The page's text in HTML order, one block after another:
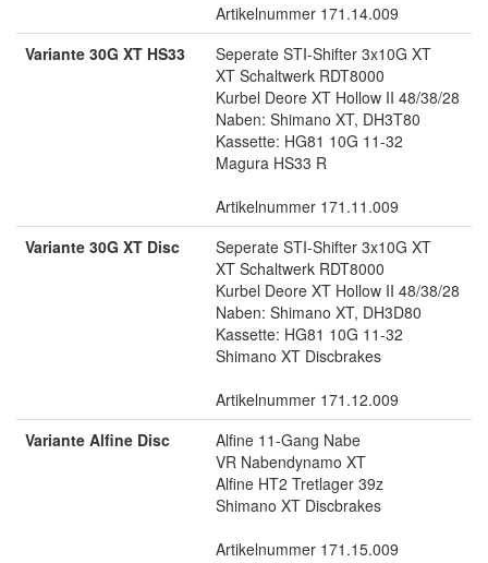
Artikelnummer 171.14.009
Variante 30G XT HS33
Seperate STI-Shifter 3x10G XT
XT Schaltwerk RDT8000
Kurbel Deore XT Hollow II 48/38/28
Naben: Shimano XT, DH3T80
Kassette: HG81 10G 11-32
Magura HS33 R
Artikelnummer 171.11.009
Variante 30G XT Disc
Seperate STI-Shifter 3x10G XT
XT Schaltwerk RDT8000
Kurbel Deore XT Hollow II 48/38/28
Naben: Shimano XT, DH3D80
Kassette: HG81 10G 11-32
Shimano XT Discbrakes
Artikelnummer 171.12.009
Variante Alfine Disc
Alfine 11-Gang Nabe
VR Nabendynamo XT
Alfine HT2 Tretlager 39z
Shimano XT Discbrakes
Artikelnummer 171.15.009